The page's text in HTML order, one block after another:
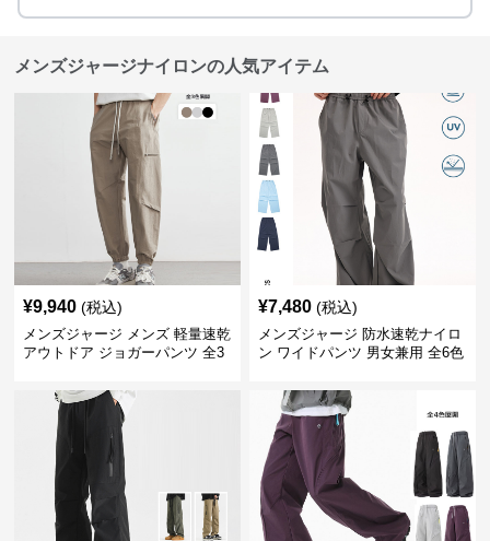
メンズジャージナイロンの人気アイテム
¥9,940 (税込)
メンズジャージ メンズ 軽量速乾
アウトドア ジョガーパンツ 全3
¥7,480 (税込)
メンズジャージ 防水速乾ナイロ
ン ワイドパンツ 男女兼用 全6色